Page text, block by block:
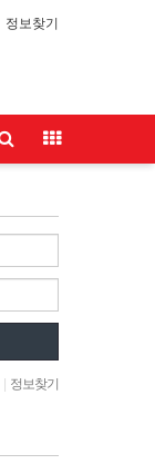
정보찾기
정보찾기